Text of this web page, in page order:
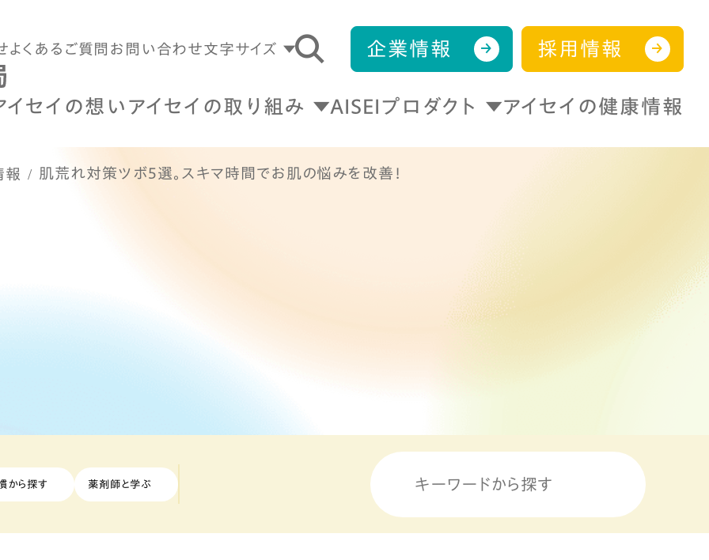
よくあるご質問 お問い合わせ文字サイズ 企業情報 採用情報
イセイの想い アイセイの取り組み AISEIプロダクト アイセイの健康情報
報 肌荒れ対策ツボ5選。スキマ時間でお肌の悩みを改善！
から探す 薬剤師と学ぶ